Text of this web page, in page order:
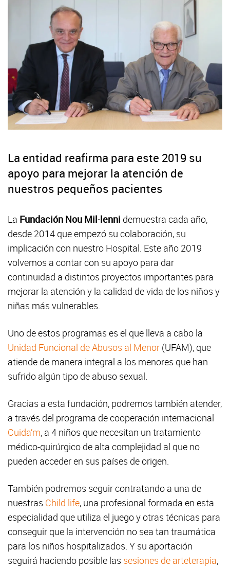
La entidad reafirma para este 2019 su
apoyo para mejorar la atención de
nuestros pequeños pacientes
La Fundación Nou Mil·lenni demuestra cada año,
desde 2014 que empezó su colaboración, su
implicación con nuestro Hospital. Este año 2019
volvemos a contar con su apoyo para dar
continuidad a distintos proyectos importantes para
mejorar la atención y la calidad de vida de los niños y
niñas más vulnerables.
Uno de estos programas es el que lleva a cabo la
Unidad Funcional de Abusos al Menor (UFAM), que
atiende de manera integral a los menores que han
sufrido algún tipo de abuso sexual.
Gracias a esta fundación, podremos también atender,
a través del programa de cooperación internacional
Cuida’m, a 4 niños que necesitan un tratamiento
médico-quirúrgico de alta complejidad al que no
pueden acceder en sus países de origen.
También podremos seguir contratando a una de
nuestras Child life, una profesional formada en esta
especialidad que utiliza el juego y otras técnicas para
conseguir que la intervención no sea tan traumática
para los niños hospitalizados. Y su aportación
seguirá haciendo posible las sesiones de arteterapia,